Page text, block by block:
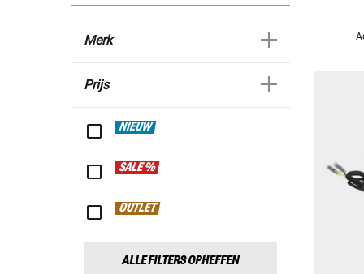
Merk
Prijs
NIEUW
SALE %
OUTLET
ALLE FILTERS OPHEFFEN